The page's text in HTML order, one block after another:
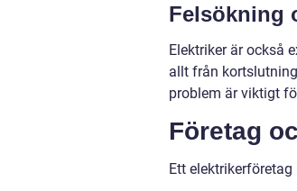
Felsökning
Elektriker är också
allt från
problem är viktigt
Företag
Ett